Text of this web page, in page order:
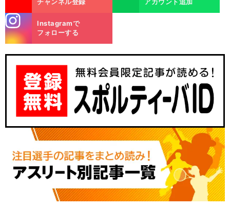
.
前
へ
チャンネル登録 アカウント追加
m
Instagramで
フォローする